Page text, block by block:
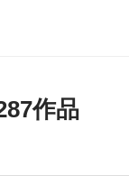
作品